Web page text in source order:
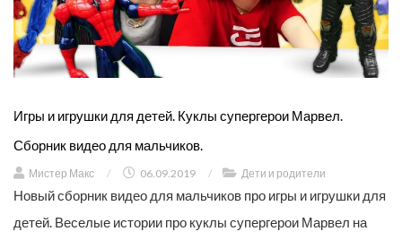
Игры и игрушки для детей. Куклы супергерои Марвел.
Сборник видео для мальчиков.
Мистер Макс / 06.09.2019 / Дети и родители
Новый сборник видео для мальчиков про игры и игрушки для
детей. Веселые истории про куклы супергерои Марвел на